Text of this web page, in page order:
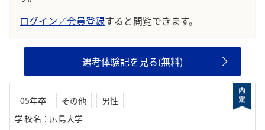
ログイン／会員登録すると閲覧できます。
選考体験記を見る(無料)
05年卒 その他
男性
学校名 ： 広島大学